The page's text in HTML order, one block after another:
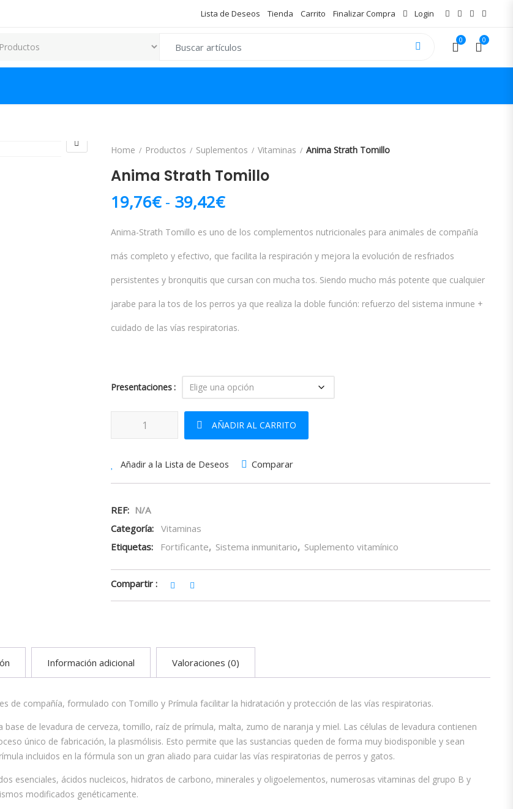
Lista de Deseos Tienda Carrito Finalizar Compra Login
0 0
Home Productos Suplementos Vitaminas Anima Strath Tomillo
Anima Strath Tomillo
19,76€ - 39,42€Rango de precios: desde 19,76€ hasta
Anima-Strath Tomillo es uno de los complementos nutricionales para animales de compañía
más completo y efectivo, que facilita la respiración y mejora la evolución de resfriados
persistentes y bronquitis que cursan con mucha tos. Siendo mucho más potente que cualquier
jarabe para la tos de los perros ya que realiza la doble función: refuerzo del sistema inmune +
cuidado de las vías respiratorias.
Presentaciones
Anima Strath Tomillo cantidad
AÑADIR AL CARRITO
Añadir a la Lista de Deseos Comparar
REF: N/A
Categoría: Vitaminas
Etiquetas:
Fortificante, Sistema inmunitario, Suplemento vitamínico
Compartir :
Información adicional Valoraciones (0)
de compañía, formulado con Tomillo y Prímula facilitar la hidratación y protección de las vías respiratorias.
de levadura de cerveza, tomillo, raíz de prímula, malta, zumo de naranja y miel. Las células de levadura contienen
único de fabricación, la plasmólisis. Esto permite que las sustancias queden de forma muy biodisponible y sean
incluidos en la fórmula son un gran aliado para cuidar las vías respiratorias de perros y gatos.
esenciales, ácidos nucleicos, hidratos de carbono, minerales y oligoelementos, numerosas vitaminas del grupo B y
modificados genéticamente.